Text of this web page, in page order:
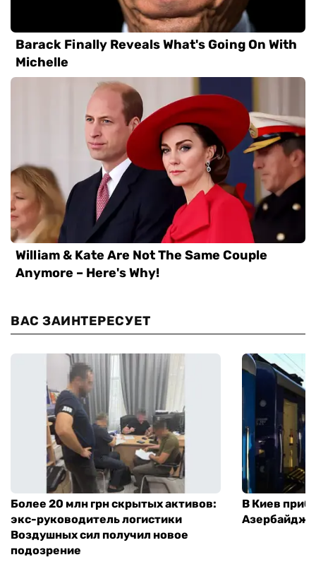
ВАС ЗАИНТЕРЕСУЕТ
Более 20 млн грн скрытых активов:
экс-руководитель логистики
Воздушных сил получил новое
подозрение
В Киев